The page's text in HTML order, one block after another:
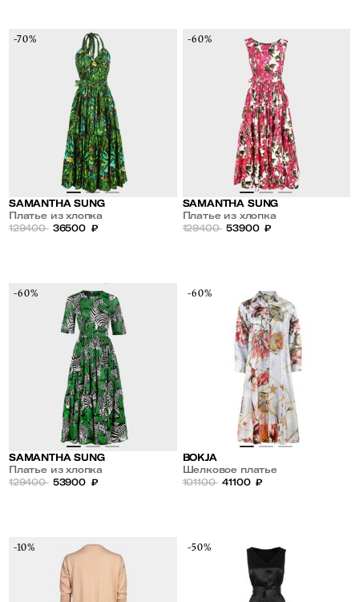
-70%
SAMANTHA SUNG
Платье из хлопка
129400 36500 ₽
-60%
SAMANTHA SUNG
Платье из хлопка
129400 53900 ₽
-60%
SAMANTHA SUNG
Платье из хлопка
129400 53900 ₽
-60%
BOKJA
Шелковое платье
101100 41100 ₽
-10% -50%